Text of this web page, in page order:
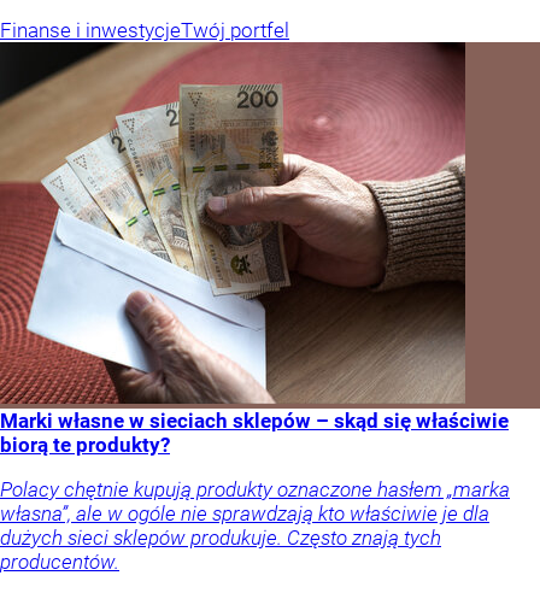
Finanse i inwestycjeTwój portfel
Marki własne w sieciach sklepów – skąd się właściwie
biorą te produkty?
Polacy chętnie kupują produkty oznaczone hasłem „marka
własna”, ale w ogóle nie sprawdzają kto właściwie je dla
dużych sieci sklepów produkuje. Często znają tych
producentów.